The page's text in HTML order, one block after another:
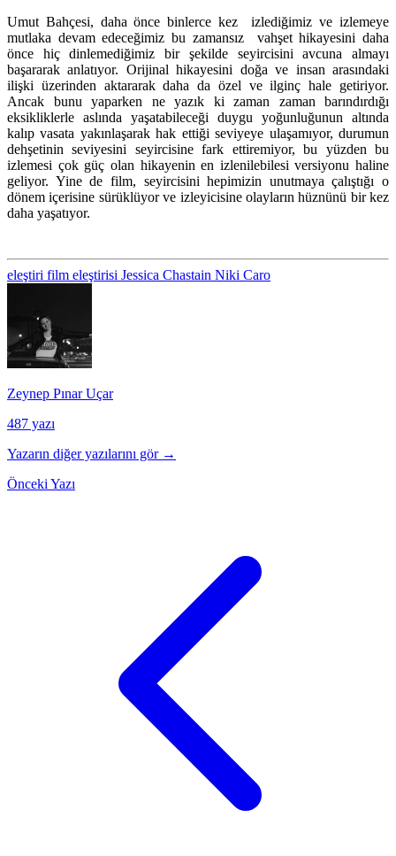
Umut Bahçesi, daha önce binlerce kez izlediğimiz ve izlemeye
mutlaka devam edeceğimiz bu zamansız vahşet hikayesini daha
önce hiç dinlemediğimiz bir şekilde seyircisini avcuna almayı
başararak anlatıyor. Orijinal hikayesini doğa ve insan arasındaki
ilişki üzerinden aktararak daha da özel ve ilginç hale getiriyor.
Ancak bunu yaparken ne yazık ki zaman zaman barındırdığı
eksikliklerle aslında yaşatabileceği duygu yoğunluğunun altında
kalıp vasata yakınlaşarak hak ettiği seviyeye ulaşamıyor, durumun
dehşetinin seviyesini seyircisine fark ettiremiyor, bu yüzden bu
izlemesi çok güç olan hikayenin en izlenilebilesi versiyonu haline
geliyor. Yine de film, seyircisini hepimizin unutmaya çalıştığı o
dönem içerisine sürüklüyor ve izleyicisine olayların hüznünü bir kez
daha yaşatıyor.
eleştiri film eleştirisi Jessica Chastain Niki Caro
Zeynep Pınar Uçar
487 yazı
Yazarın diğer yazılarını gör →
Önceki Yazı